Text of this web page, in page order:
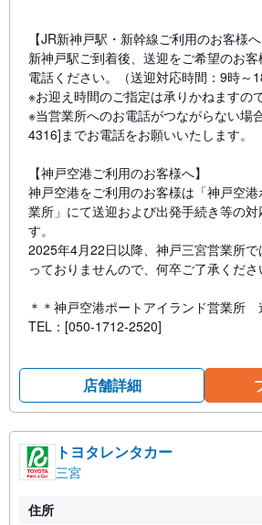
【JR新神戸駅・新幹線ご利用のお客様へ
新神戸駅ご到着後、送迎をご希望のお
電話ください。（送迎対応時間：9時～
※お迎え時間のご指定は承りかねますの
※当営業所へのお電話がつながらない場
4316]までお電話をお願いいたします。
【神戸空港ご利用のお客様へ】
神戸空港をご利用のお客様は「神戸空
業所」にて送迎および出発手続き等の対
す。
2025年4月22日以降、神戸三宮営業所
っておりませんので、何卒ご了承くださ
＊＊神戸空港ポートアイランド営業所
TEL：[050-1712-2520]
店舗詳細
トヨタレンタカー
三宮
住所